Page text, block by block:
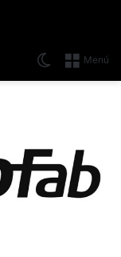
Menú
Switch skin